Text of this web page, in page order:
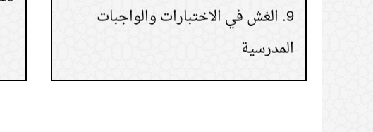
المدرسية
10. حكم قول (رحمه الله) للمتوفى